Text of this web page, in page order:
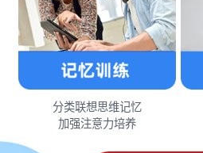
分类联想思维记忆
加强注意力培养